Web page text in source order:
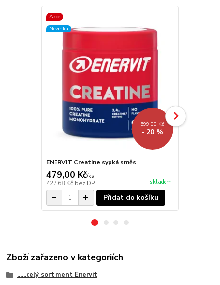
Akce
Novinka
599,00 Kč
- 20 %
ENERVIT Creatine sypká směs
479,00 Kč/ks
427,68 Kč bez DPH skladem
Přidat do košíku
Zboží zařazeno v kategoriích
......celý sortiment Enervit